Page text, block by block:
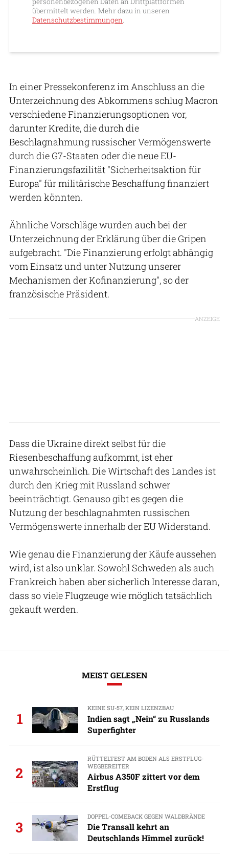
übermittelt werden. Mehr dazu in unseren
Datenschutzbestimmungen.
In einer Pressekonferenz im Anschluss an die
Unterzeichnung des Abkommens schlug Macron
verschiedene Finanzierungsoptionen vor,
darunter Kredite, die durch die
Beschlagnahmung russischer Vermögenswerte
durch die G7-Staaten oder die neue EU-
Finanzierungsfazilität "Sicherheitsaktion für
Europa" für militärische Beschaffung finanziert
werden könnten.
Ähnliche Vorschläge wurden auch bei der
Unterzeichnung der Erklärung über die Gripen
aufgebracht. "Die Finanzierung erfolgt abhängig
vom Einsatz und unter Nutzung unserer
Mechanismen der Kofinanzierung", so der
französische Präsident.
ANZEIGE
Dass die Ukraine direkt selbst für die
Riesenbeschaffung aufkommt, ist eher
unwahrscheinlich. Die Wirtschaft des Landes ist
durch den Krieg mit Russland schwer
beeinträchtigt. Genauso gibt es gegen die
Nutzung der beschlagnahmten russischen
Vermögenswerte innerhalb der EU Widerstand.
Wie genau die Finanzierung der Käufe aussehen
wird, ist also unklar. Sowohl Schweden als auch
Frankreich haben aber sicherlich Interesse daran,
dass so viele Flugzeuge wie möglich tatsächlich
gekauft werden.
MEIST GELESEN
1
KEINE SU-57, KEIN LIZENZBAU
Indien sagt „Nein“ zu Russlands
Superfighter
2
RÜTTELTEST AM BODEN ALS ERSTFLUG-
WEGBEREITER
Airbus A350F zittert vor dem
Erstflug
3
DOPPEL-COMEBACK GEGEN WALDBRÄNDE
Die Transall kehrt an
Deutschlands Himmel zurück!